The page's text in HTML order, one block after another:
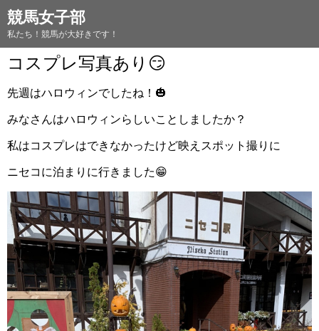
競馬女子部
私たち！競馬が大好きです！
コスプレ写真あり😏
先週はハロウィンでしたね！🎃
みなさんはハロウィンらしいことしましたか？
私はコスプレはできなかったけど映えスポット撮りに
ニセコに泊まりに行きました😁